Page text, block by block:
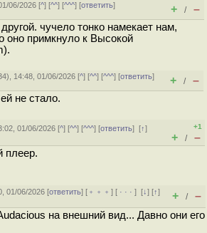
06/2026 [^] [^^] [^^^] [ответить]
+ / –
другой. чучело тонко намекает нам,
оно примкнуло к Высокой
), 14:48, 01/06/2026 [^] [^^] [^^^] [ответить]
+ / –
не стало.
01/06/2026 [^] [^^] [^^^] [ответить][↑]
+1
+ / –
плеер.
01/06/2026 [ответить] [ ﹢﹢﹢] [ · · ·][↓] [↑]
+ / –
на внешний вид... Давно они его